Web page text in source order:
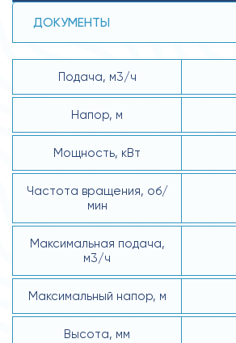
ДОКУМЕНТЫ
Подача, м3/ч
Напор, м
Мощность, кВт
Частота вращения, об/
мин
Максимальная подача,
м3/ч
Максимальный напор, м
Высота, мм